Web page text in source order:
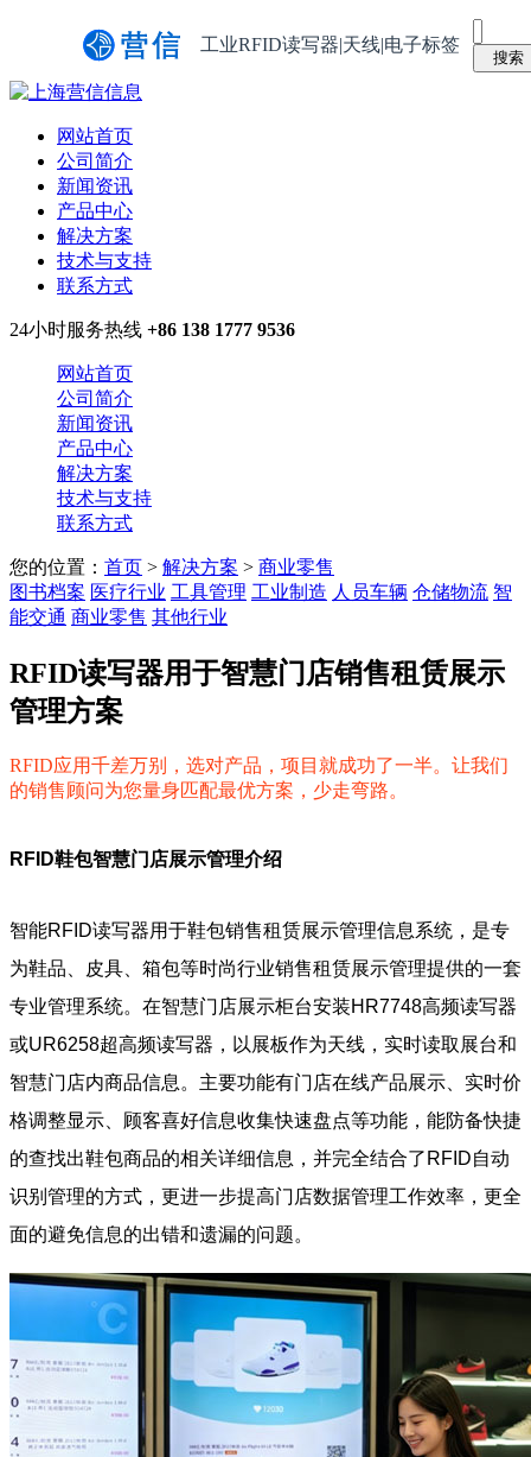
工业RFID读写器|天线|电子标签
网站首页
公司简介
新闻资讯
产品中心
解决方案
技术与支持
联系方式
24小时服务热线 +86 138 1777 9536
网站首页
公司简介
新闻资讯
产品中心
解决方案
技术与支持
联系方式
您的位置： 首页 > 解决方案 > 商业零售
图书档案 医疗行业 工具管理 工业制造 人员车辆 仓储物流 智
能交通 商业零售 其他行业
RFID读写器用于智慧门店销售租赁展示
管理方案
RFID应用千差万别，选对产品，项目就成功了一半。让我们
的销售顾问为您量身匹配最优方案，少走弯路。
RFID鞋包智慧门店展示管理介绍
智能RFID读写器用于鞋包销售租赁展示管理信息系统，是专
为鞋品、皮具、箱包等时尚行业销售租赁展示管理提供的一套
专业管理系统。在智慧门店展示柜台安装HR7748高频读写器
或UR6258超高频读写器，以展板作为天线，实时读取展台和
智慧门店内商品信息。主要功能有门店在线产品展示、实时价
格调整显示、顾客喜好信息收集快速盘点等功能，能防备快捷
的查找出鞋包商品的相关详细信息，并完全结合了RFID自动
识别管理的方式，更进一步提高门店数据管理工作效率，更全
面的避免信息的出错和遗漏的问题。